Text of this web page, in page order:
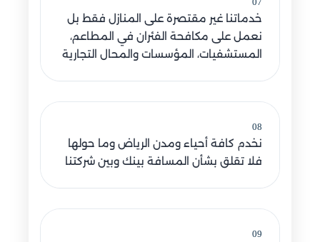
خدماتنا غير مقتصرة على المنازل فقط بل
نعمل على مكافحة الفئران في المطاعم،
المستشفيات، المؤسسات والمحال التجارية
08
نخدم كافة أحياء ومدن الرياض وما حولها
فلا تقلق بشأن المسافة بينك وبين شركتنا
09